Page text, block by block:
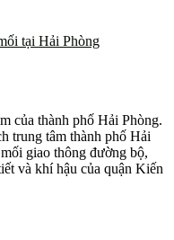
tại Hải Phòng
của thành phố Hải Phòng.
trung tâm thành phố Hải
giao thông đường bộ,
và khí hậu của quận Kiến